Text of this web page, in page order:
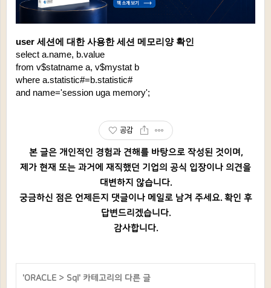
user 세션에 대한 사용한 세션 메모리양 확인
select a.name, b.value
from v$statname a, v$mystat b
where a.statistic#=b.statistic#
and name='session uga memory';
공감
본 글은 개인적인 경험과 견해를 바탕으로 작성된 것이며,
제가 현재 또는 과거에 재직했던 기업의 공식 입장이나 의견을
대변하지 않습니다.
궁금하신 점은 언제든지 댓글이나 메일로 남겨 주세요. 확인 후
답변드리겠습니다.
감사합니다.
'ORACLE > Sql ' 카테고리의 다른 글